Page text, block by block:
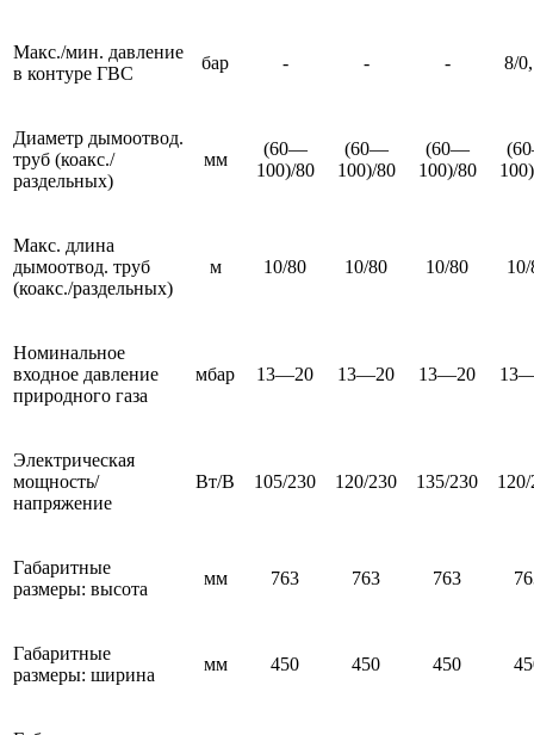
Макс./мин. давление
в контуре ГВС
бар - - - 8/
Диаметр дымоотвод.
труб (коакс./
раздельных)
мм
(60—
100)/80
(60—
100)/80
(60—
100)/80
Макс. длина
дымоотвод. труб
(коакс./раздельных)
м 10/80 10/80 10/80
Номинальное
входное давление
природного газа
мбар 13—20 13—20 13—20
Электрическая
мощность/
напряжение
Вт/В 105/230 120/230 135/230
Габаритные
размеры: высота
мм 763 763 763
Габаритные
размеры: ширина
мм 450 450 450